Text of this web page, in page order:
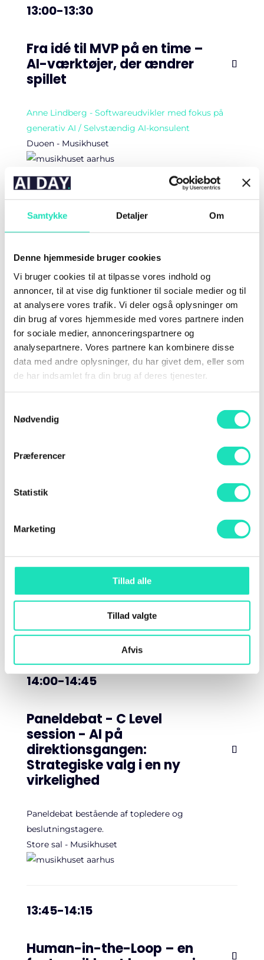
Samtykke Detaljer Om
Denne hjemmeside bruger cookies
Vi bruger cookies til at tilpasse vores indhold og
annoncer, til at vise dig funktioner til sociale medier og til
at analysere vores trafik. Vi deler også oplysninger om
din brug af vores hjemmeside med vores partnere inden
for sociale medier, annonceringspartnere og
analysepartnere. Vores partnere kan kombinere disse
data med andre oplysninger, du har givet dem, eller som
de har indsamlet fra din brug af deres tjenester.
Nødvendig
Præferencer
Statistik
Marketing
Tillad alle
Tillad valgte
Afvis
13:00-13:30
Fra idé til MVP på en time –
AI-værktøjer, der ændrer
spillet
Anne Lindberg - Softwareudvikler med fokus på
generativ AI / Selvstændig AI-konsulent
Duoen - Musikhuset
13:00-13:30
Når teknologi og samfund
clasher: AI-løsninger,
verden ikke er klar til
Anders Kjær Bagai | Head of AI & Relations @
Makeable
Kammermusik – Musikhuset
13:00-13:30
AI at Scale / Programmatic
informationsarkitekt (Nioba)
Green Room – Musikhuset
14:00-14:45
Paneldebat - C Level
session - AI på
direktionsgangen:
Strategiske valg i en ny
virkelighed
Paneldebat bestående af topledere og
beslutningstagere.
Store sal - Musikhuset
13:45-14:15
Human-in-the-Loop – en